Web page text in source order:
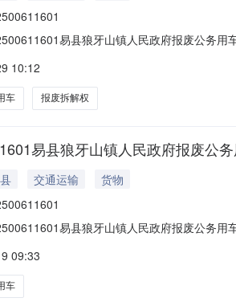
易县狼牙山镇人民政府报废公务
年12月26日上午10时。三、拍卖地点：易县
10:12
车 报废拆解权
易县狼牙山镇人民政府报废公
交通运输
货物
易县狼牙山镇人民政府报废公务用
公开拍卖桑塔纳牌
09:33
车